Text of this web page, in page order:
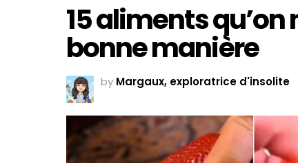
15 aliments
bonne manière
by Margaux, exploratrice d'insolite